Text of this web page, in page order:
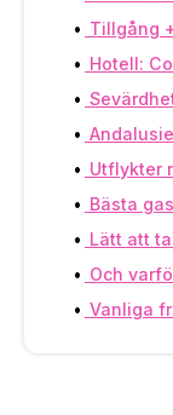
Tillgång
Hotell:
Utflykter
Bästa
Lätt att
Och
Vanliga